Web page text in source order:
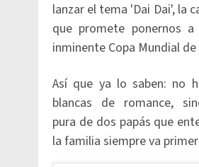
lanzar el tema 'Dai Dai', la
que promete ponernos
inminente Copa Mundial de
Así que ya lo saben: no
blancas de romance,
pura de dos papás que
la familia siempre va